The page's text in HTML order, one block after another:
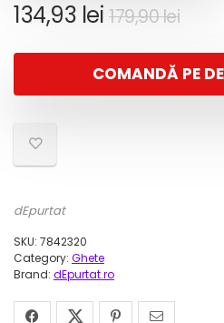
179,90leiPrețul
a
fost:
134,93 lei
Prețul
COMANDĂ PE
dEpurtat
SKU: 7842320
Category: Ghete
Brand: dEpurtat.ro